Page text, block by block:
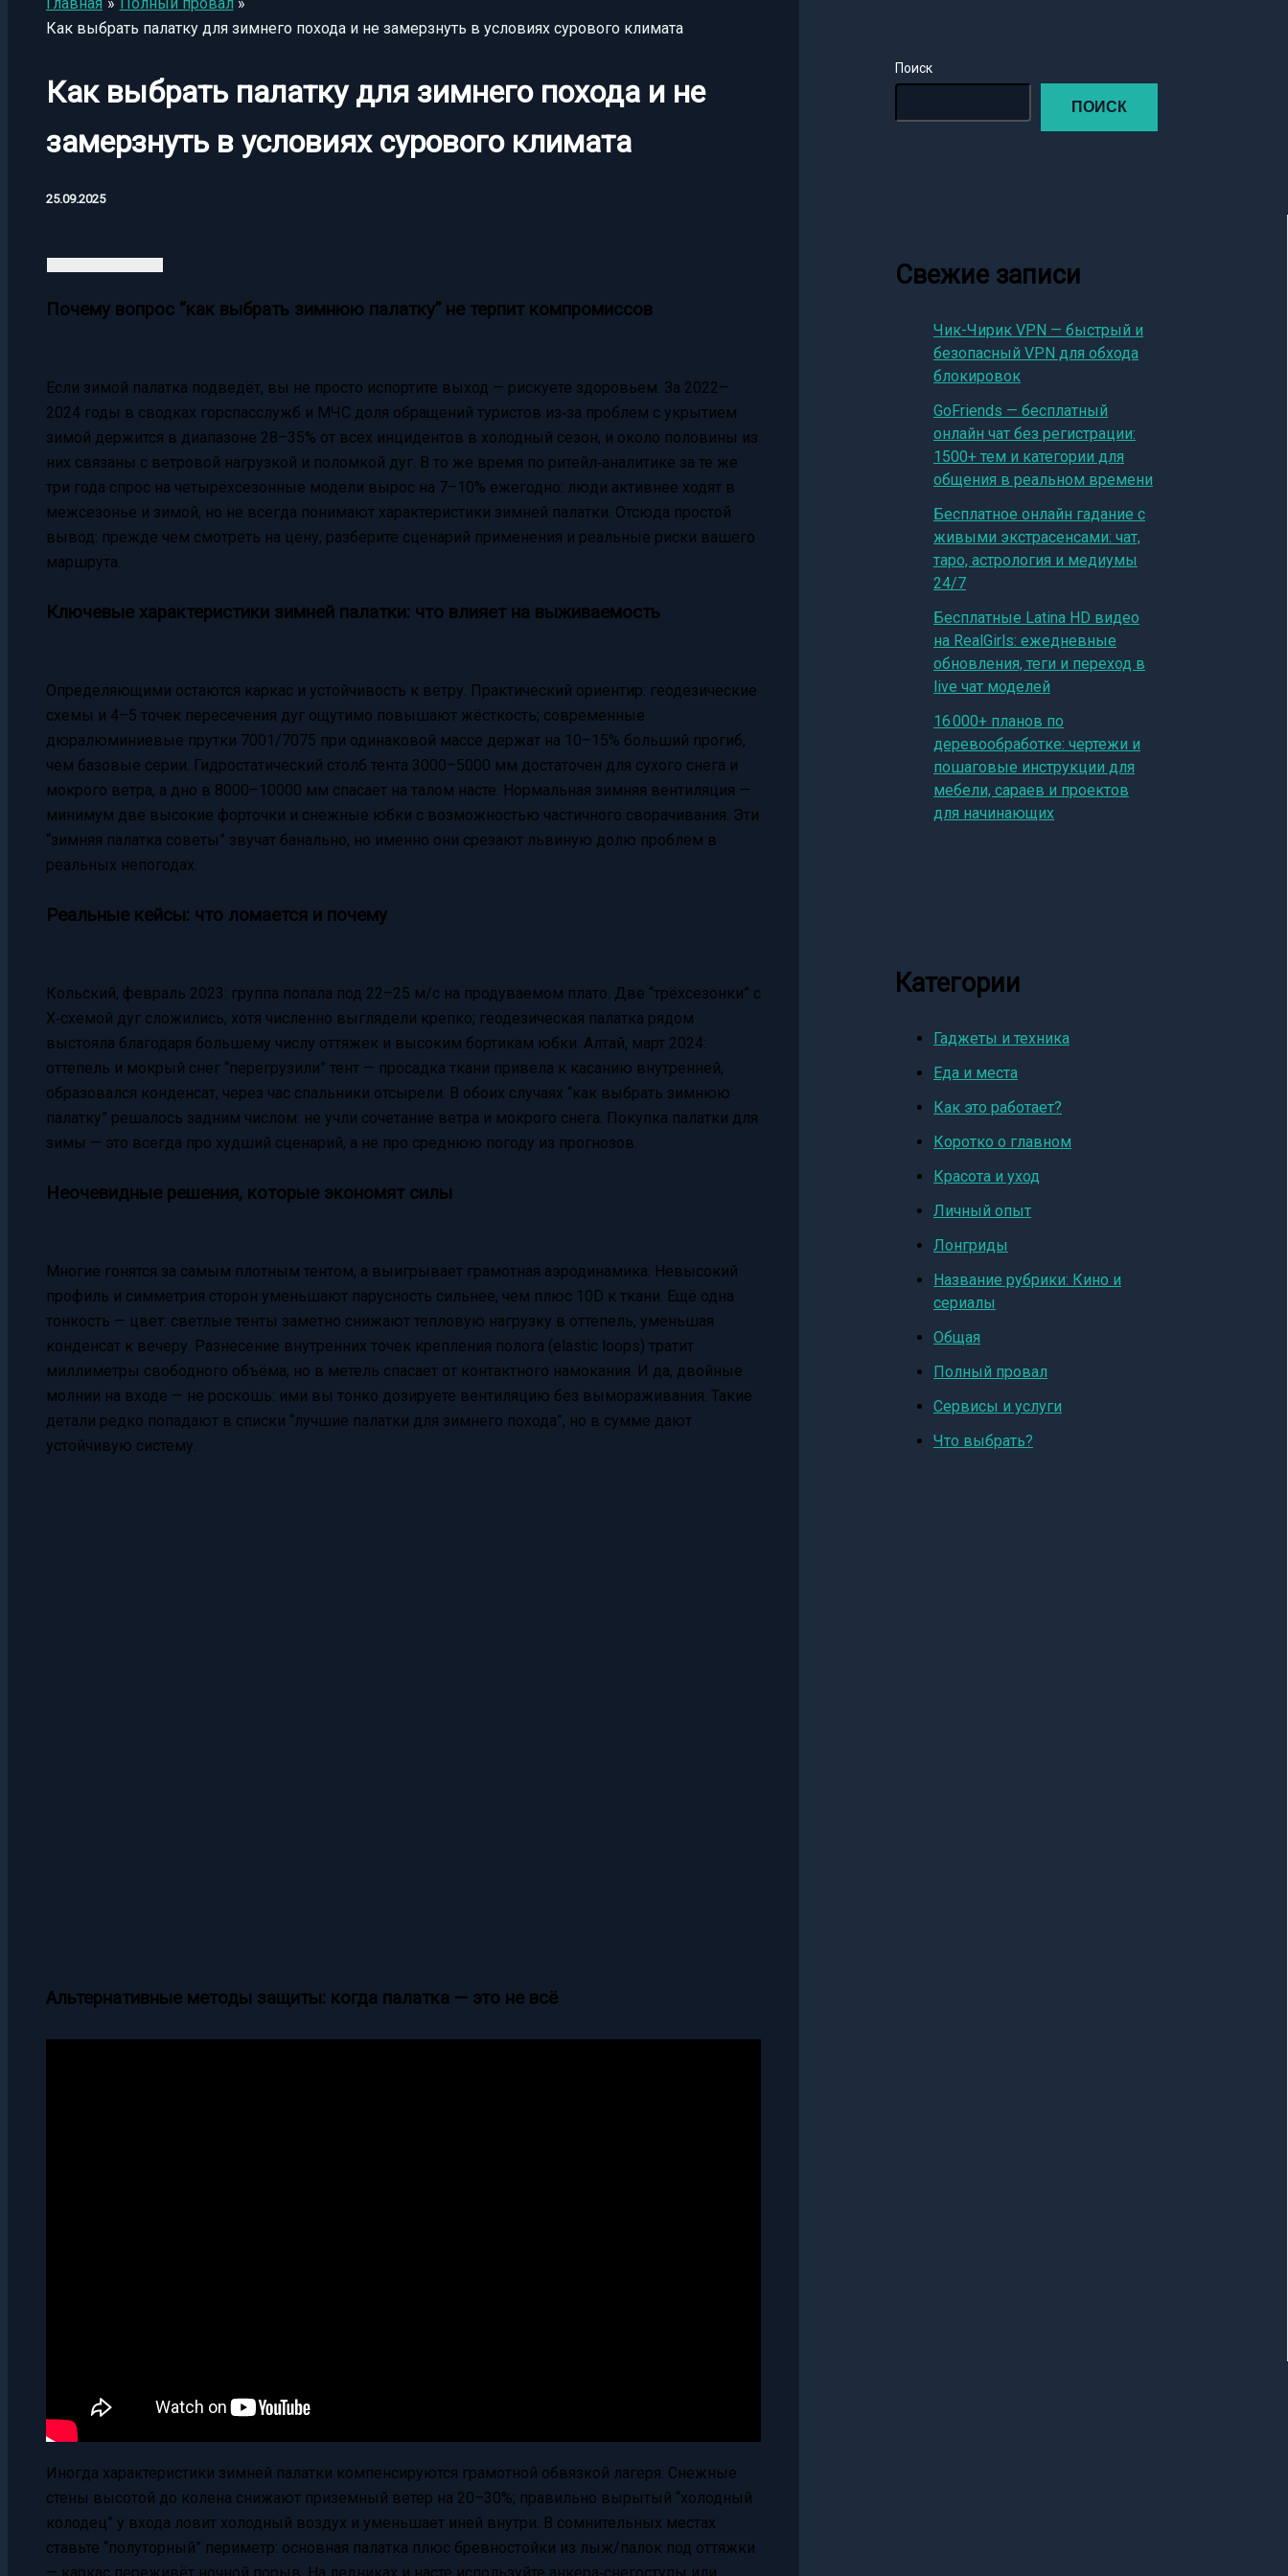
Как выбрать палатку для зимнего похода и не замерзнуть в условиях сурового климата
Как выбрать палатку для зимнего похода и не
замерзнуть в условиях сурового климата
25.09.2025
Почему вопрос “как выбрать зимнюю палатку” не терпит компромиссов
Если зимой палатка подведёт, вы не просто испортите выход — рискуете здоровьем. За 2022–
2024 годы в сводках горспасслужб и МЧС доля обращений туристов из‑за проблем с укрытием
зимой держится в диапазоне 28–35% от всех инцидентов в холодный сезон, и около половины из
них связаны с ветровой нагрузкой и поломкой дуг. В то же время по ритейл‑аналитике за те же
три года спрос на четырёхсезонные модели вырос на 7–10% ежегодно: люди активнее ходят в
межсезонье и зимой, но не всегда понимают характеристики зимней палатки. Отсюда простой
вывод: прежде чем смотреть на цену, разберите сценарий применения и реальные риски вашего
маршрута.
Ключевые характеристики зимней палатки: что влияет на выживаемость
Определяющими остаются каркас и устойчивость к ветру. Практический ориентир: геодезические
схемы и 4–5 точек пересечения дуг ощутимо повышают жёсткость; современные
дюралюминиевые прутки 7001/7075 при одинаковой массе держат на 10–15% больший прогиб,
чем базовые серии. Гидростатический столб тента 3000–5000 мм достаточен для сухого снега и
мокрого ветра, а дно в 8000–10000 мм спасает на талом насте. Нормальная зимняя вентиляция —
минимум две высокие форточки и снежные юбки с возможностью частичного сворачивания. Эти
“зимняя палатка советы” звучат банально, но именно они срезают львиную долю проблем в
реальных непогодах.
Реальные кейсы: что ломается и почему
Кольский, февраль 2023: группа попала под 22–25 м/с на продуваемом плато. Две “трёхсезонки” с
Х‑схемой дуг сложились, хотя численно выглядели крепко; геодезическая палатка рядом
выстояла благодаря большему числу оттяжек и высоким бортикам юбки. Алтай, март 2024:
оттепель и мокрый снег “перегрузили” тент — просадка ткани привела к касанию внутренней,
образовался конденсат, через час спальники отсырели. В обоих случаях “как выбрать зимнюю
палатку” решалось задним числом: не учли сочетание ветра и мокрого снега. Покупка палатки для
зимы — это всегда про худший сценарий, а не про среднюю погоду из прогнозов.
Неочевидные решения, которые экономят силы
Многие гонятся за самым плотным тентом, а выигрывает грамотная аэродинамика. Невысокий
профиль и симметрия сторон уменьшают парусность сильнее, чем плюс 10D к ткани. Ещё одна
тонкость — цвет: светлые тенты заметно снижают тепловую нагрузку в оттепель, уменьшая
конденсат к вечеру. Разнесение внутренних точек крепления полога (elastic loops) тратит
миллиметры свободного объёма, но в метель спасает от контактного намокания. И да, двойные
молнии на входе — не роскошь: ими вы тонко дозируете вентиляцию без вымораживания. Такие
детали редко попадают в списки “лучшие палатки для зимнего похода”, но в сумме дают
устойчивую систему.
Альтернативные методы защиты: когда палатка — это не всё
Иногда характеристики зимней палатки компенсируются грамотной обвязкой лагеря. Снежные
стены высотой до колена снижают приземный ветер на 20–30%; правильно вырытый “холодный
колодец” у входа ловит холодный воздух и уменьшает иней внутри. В сомнительных местах
ставьте “полуторный” периметр: основная палатка плюс бревностойки из лыж/палок под оттяжки
— каркас переживёт ночной порыв. На ледниках и насте используйте анкера‑снегоступы или
Поиск
ПОИСК
Свежие записи
Чик-Чирик VPN — быстрый и
безопасный VPN для обхода
блокировок
GoFriends — бесплатный
онлайн чат без регистрации:
1500+ тем и категории для
общения в реальном времени
Бесплатное онлайн гадание с
живыми экстрасенсами: чат,
таро, астрология и медиумы
24/7
Бесплатные Latina HD видео
на RealGirls: ежедневные
обновления, теги и переход в
live чат моделей
16 000+ планов по
деревообработке: чертежи и
пошаговые инструкции для
мебели, сараев и проектов
для начинающих
Категории
Гаджеты и техника
Еда и места
Как это работает?
Коротко о главном
Красота и уход
Личный опыт
Лонгриды
Название рубрики: Кино и
сериалы
Общая
Полный провал
Сервисы и услуги
Что выбрать?